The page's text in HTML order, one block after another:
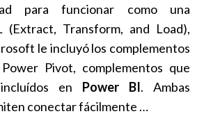
para funcionar como una
(Extract, Transform, and Load),
le incluyó los complementos
Pivot, complementos que
en Power BI. Ambas
conectar fácilmente …